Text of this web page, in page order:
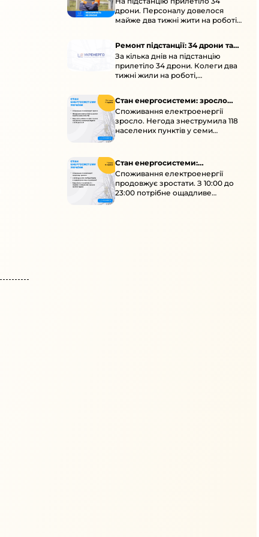
підстанції
дрони. Персоналу довелося
майже два тижні жити на роботі
Ремонт підстанції: 34 дрони та
окупація
За кілька днів на підстанцію
прилетіло 34 дрони. Колеги два
тижні жили на роботі,
Стан енергосистеми: зросло
споживання через негоду
Споживання електроенергії
зросло. Негода знеструмила 118
населених пунктів у семи
областях. Обмежте
електроприладами 10:00–23:00.
Стан енергосистеми:
споживання зростає
Споживання електроенергії
продовжує зростати. З 10:00 до
23:00 потрібне ощадливе
енергоспоживання, а